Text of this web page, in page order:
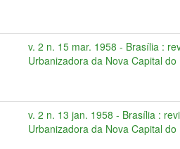
v. 2 n. 15 mar. 1958 - Brasília :
Urbanizadora da Nova Capital
v. 2 n. 13 jan. 1958 - Brasília :
Urbanizadora da Nova Capital